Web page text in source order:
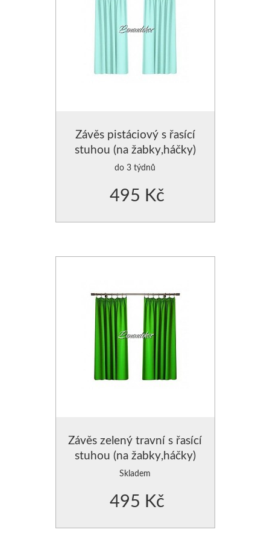
Závěs pistáciový s řasící
stuhou (na žabky,háčky)
do 3 týdnů
495 Kč
Závěs zelený travní s řasící
stuhou (na žabky,háčky)
Skladem
495 Kč